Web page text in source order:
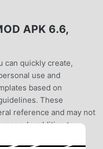
APK 6.6,
can quickly create,
use and
based on
These
reference and may not
In addition to
also be used to